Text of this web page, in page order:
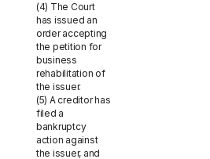
(4) The Court
has issued an
order accepting
the petition for
business
rehabilitation of
the issuer.
(5) A creditor has
filed a
bankruptcy
action against
the issuer, and